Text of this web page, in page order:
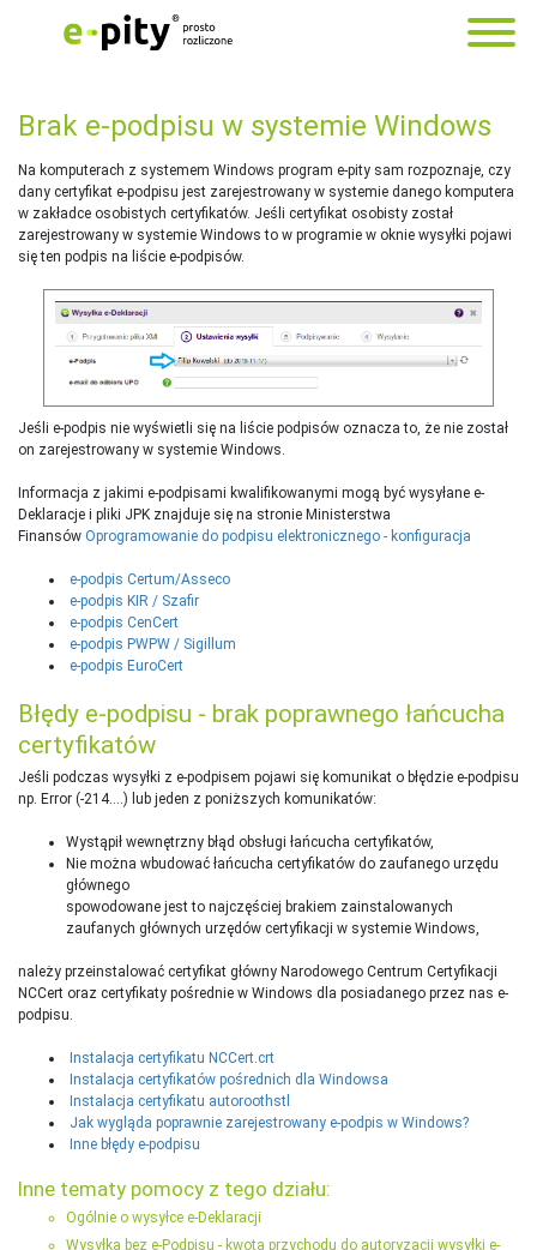
Brak e-podpisu w systemie Windows
Na komputerach z systemem Windows program e-pity sam rozpoznaje, czy
dany certyfikat e-podpisu jest zarejestrowany w systemie danego komputera
w zakładce osobistych certyfikatów. Jeśli certyfikat osobisty został
zarejestrowany w systemie Windows to w programie w oknie wysyłki pojawi
się ten podpis na liście e-podpisów.
Jeśli e-podpis nie wyświetli się na liście podpisów oznacza to, że nie został
on zarejestrowany w systemie Windows.
Informacja z jakimi e-podpisami kwalifikowanymi mogą być wysyłane e-
Deklaracje i pliki JPK znajduje się na stronie Ministerstwa
Finansów Oprogramowanie do podpisu elektronicznego - konfiguracja
e-podpis Certum/Asseco
e-podpis KIR / Szafir
e-podpis CenCert
e-podpis PWPW / Sigillum
e-podpis EuroCert
Błędy e-podpisu - brak poprawnego łańcucha
certyfikatów
Jeśli podczas wysyłki z e-podpisem pojawi się komunikat o błędzie e-podpisu
np. Error (-214….) lub jeden z poniższych komunikatów:
Wystąpił wewnętrzny błąd obsługi łańcucha certyfikatów,
Nie można wbudować łańcucha certyfikatów do zaufanego urzędu
głównego
spowodowane jest to najczęściej brakiem zainstalowanych
zaufanych głównych urzędów certyfikacji w systemie Windows,
należy przeinstalować certyfikat główny Narodowego Centrum Certyfikacji
NCCert oraz certyfikaty pośrednie w Windows dla posiadanego przez nas e-
podpisu.
Instalacja certyfikatu NCCert.crt
Instalacja certyfikatów pośrednich dla Windowsa
Instalacja certyfikatu autoroothstl
Jak wygląda poprawnie zarejestrowany e-podpis w Windows?
Inne błędy e-podpisu
Inne tematy pomocy z tego działu:
Ogólnie o wysyłce e-Deklaracji
Wysyłka bez e-Podpisu - kwota przychodu do autoryzacji wysyłki e-